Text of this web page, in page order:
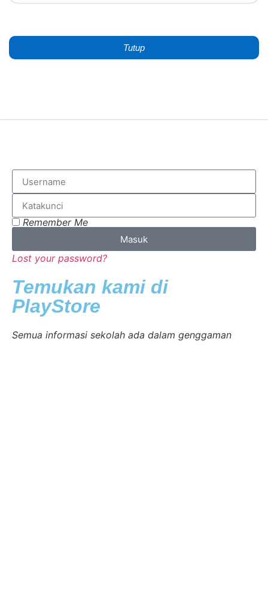
Tutup
Remember Me
Masuk
Lost your password?
Temukan kami di
PlayStore
Semua informasi sekolah ada dalam genggaman